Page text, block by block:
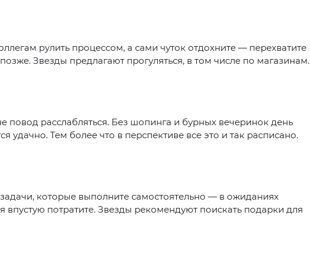
рулить процессом, а сами чуток отдохните — перехватите
Звезды предлагают прогуляться, в том числе по магазинам.
повод расслабляться. Без шопинга и бурных вечеринок день
удачно. Тем более что в перспективе все это и так расписано.
задачи, которые выполните самостоятельно — в ожиданиях
впустую потратите. Звезды рекомендуют поискать подарки для